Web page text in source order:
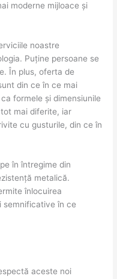
moderne mijloace și
noastre
Puține persoane se
În plus, oferta de
din ce în ce mai
formele și dimensiunile
mai diferite, iar
cu gusturile, din ce în
în întregime din
metalică.
înlocuirea
semnificative în ce
aceste noi